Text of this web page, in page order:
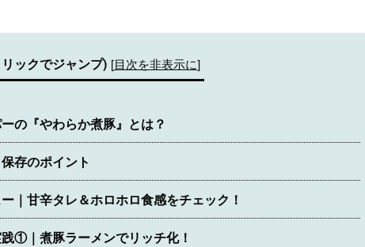
ックでジャンプ) [目次を非表示に]
の『やわらか煮豚』とは？
存のポイント
｜甘辛タレ＆ホロホロ食感をチェック！
①｜煮豚ラーメンでリッチ化！